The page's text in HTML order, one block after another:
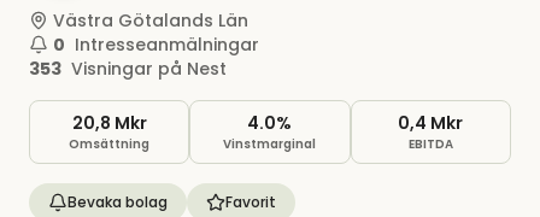
Västra Götalands Län
0 Intresseanmälningar
353 Visningar på Nest
20,8 Mkr
Omsättning
4.0%
Vinstmarginal
0,4 Mkr
EBITDA
Bevaka bolag Favorit